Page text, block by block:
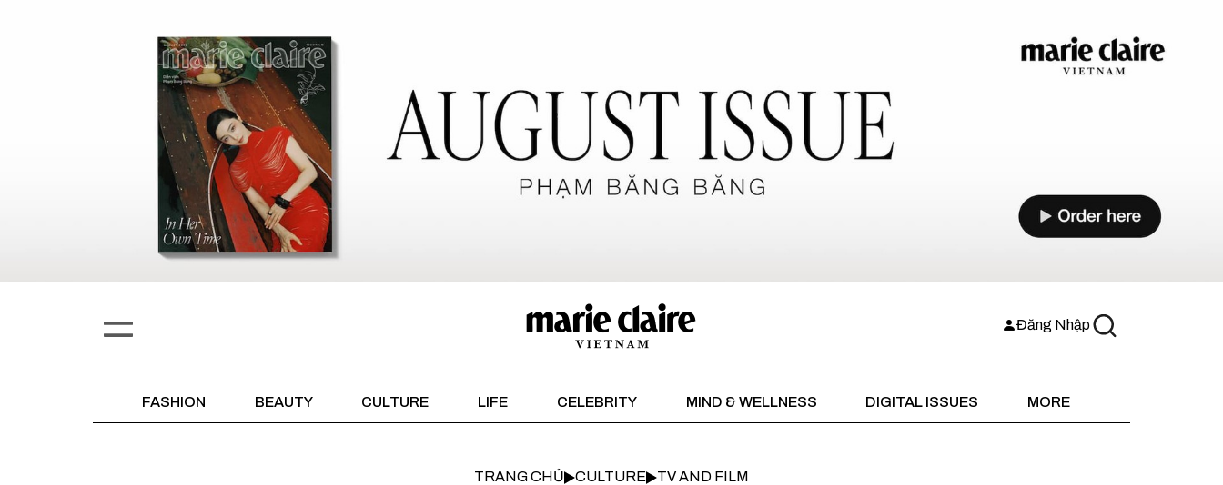
Đăng Nhập
FASHION BEAUTY CULTURE LIFE CELEBRITY MIND & WELLNESS DIGITAL ISSUES MORE
TRANG CHỦ CULTURE TV AND FILM